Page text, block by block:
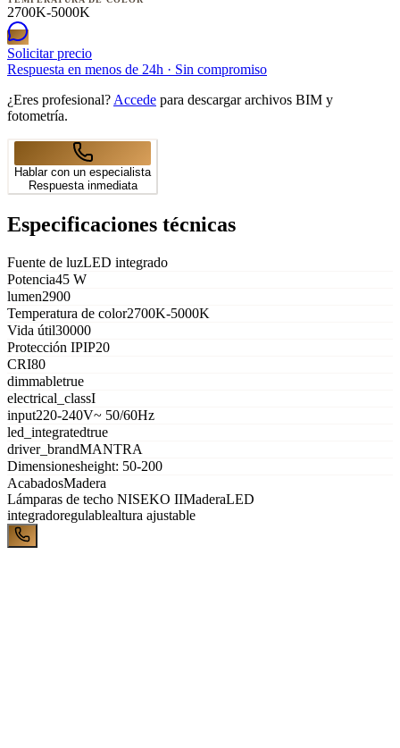
2700K-5000K
Solicitar precio
Respuesta en menos de 24h · Sin compromiso
¿Eres profesional? Accede para descargar archivos BIM y
fotometría.
Hablar con un especialista
Respuesta inmediata
Especificaciones técnicas
Fuente de luzLED integrado
Potencia45 W
lumen2900
Temperatura de color2700K-5000K
Vida útil30000
Protección IPIP20
CRI80
dimmabletrue
electrical_classI
input220-240V~ 50/60Hz
led_integratedtrue
driver_brandMANTRA
Dimensionesheight: 50-200
AcabadosMadera
Lámparas de techo NISEKO IIMaderaLED
integradoregulablealtura ajustable